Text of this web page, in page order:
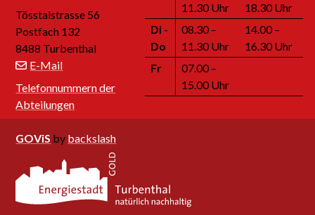
Tösstalstrasse 56
Postfach 132
8488 Turbenthal
E-Mail
Telefonnummern der
Abteilungen
11.30 Uhr
18.30 Uhr
Di -
Do
08.30 –
11.30 Uhr
14.00 –
16.30 Uhr
Fr
07.00 –
15.00 Uhr
GOViS by backslash